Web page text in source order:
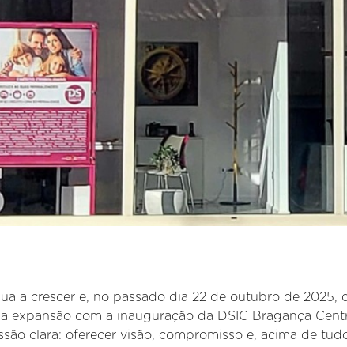
a crescer e, no passado dia 22 de outubro de 2025,
expansão com a inauguração da DSIC Bragança
clara: oferecer visão, compromisso e, acima de